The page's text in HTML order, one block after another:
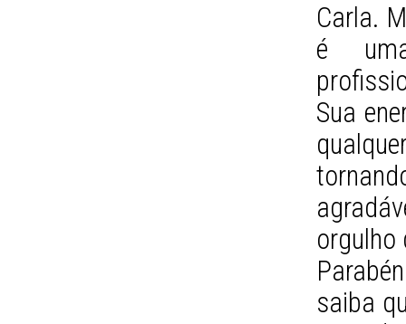
Carla.
é
Sua
orgulho
saiba